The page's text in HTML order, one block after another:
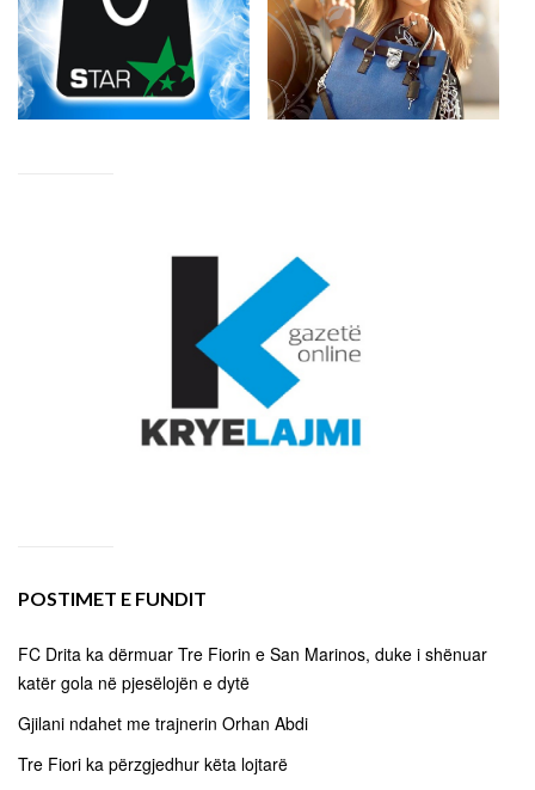
POSTIMET E FUNDIT
FC Drita ka dërmuar Tre Fiorin e San Marinos, duke i shënuar
katër gola në pjesëlojën e dytë
Gjilani ndahet me trajnerin Orhan Abdi
Tre Fiori ka përzgjedhur këta lojtarë